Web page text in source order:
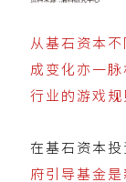
从基石资本
成变化亦一
行业的游戏规
在基石资本
府引导基金